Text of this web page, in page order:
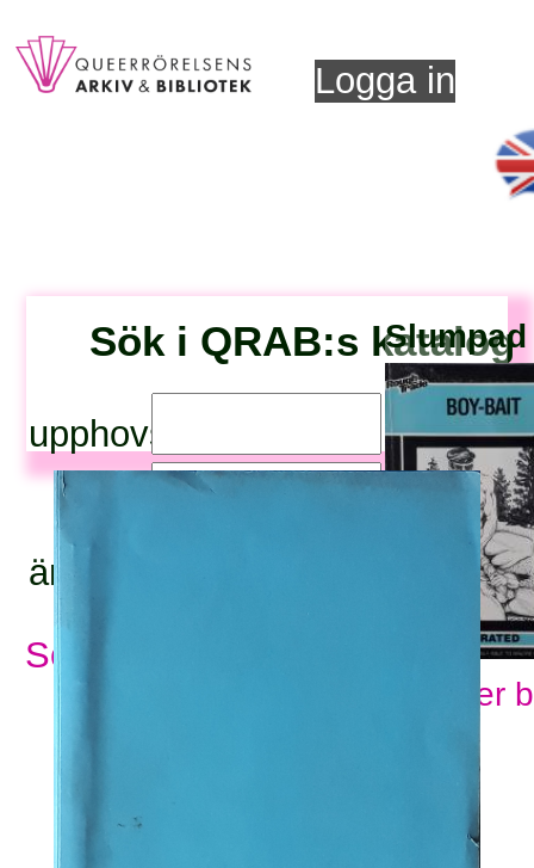
Logga in
Sök i QRAB:s katalog
upphovsperson:
ämnesord:
Se alla ämnesord
Visa fler